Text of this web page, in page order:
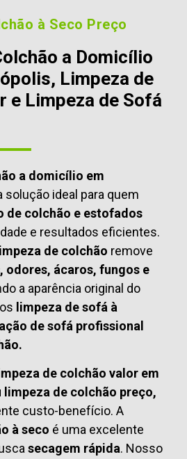
à Seco Preço
a Domicílio
Limpeza de
e Limpeza de Sofá
a domicílio em
solução ideal para quem
de colchão e estofados
e resultados eficientes.
de colchão remove
odores, ácaros, fungos e
a aparência original do
limpeza de sofá à
de sofá profissional
de colchão valor em
de colchão preço,
custo-benefício. A
à seco é uma excelente
secagem rápida. Nosso